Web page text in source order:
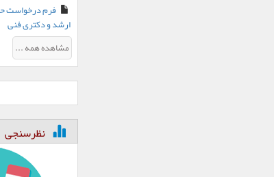
فرم درخواست
ارشد و دکتری فنی
مشاهده همه ...
نظرسنجی